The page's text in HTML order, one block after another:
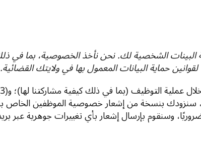
حماية البيانات المعمول بها في ولايتك القضائية.